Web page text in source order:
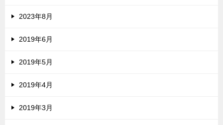
2023年8月
2019年6月
2019年5月
2019年4月
2019年3月